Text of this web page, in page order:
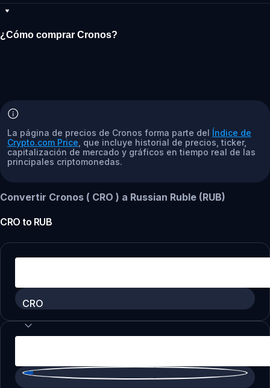
¿Cómo comprar Cronos?
La página de precios de Cronos forma parte del Índice de
Crypto.com Price , que incluye historial de precios, ticker,
capitalización de mercado y gráficos en tiempo real de las
principales criptomonedas.
Convertir Cronos ( CRO ) a Russian Ruble (RUB)
CRO to RUB
CRO